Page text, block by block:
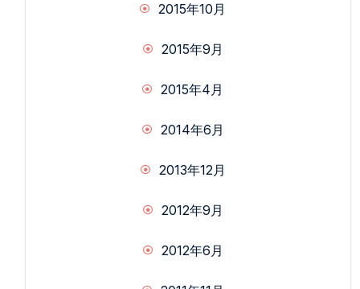
2015年10月
2015年9月
2015年4月
2014年6月
2013年12月
2012年9月
2012年6月